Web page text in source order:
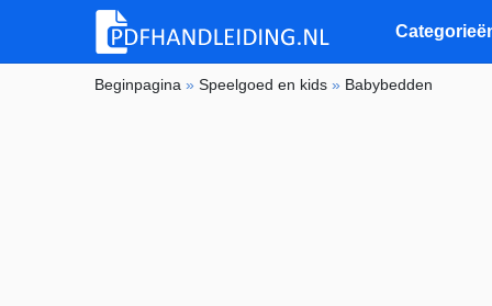
Beginpagina »Speelgoed en kids » Babybedden